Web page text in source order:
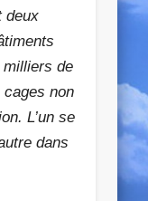
deux
milliers de
non
. L’un se
dans